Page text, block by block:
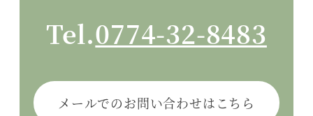
Tel.0774-32-8483
メールでのお問い合わせはこちら